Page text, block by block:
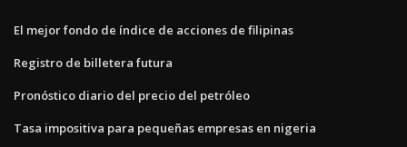
El mejor fondo de índice de acciones de filipinas
Registro de billetera futura
Pronóstico diario del precio del petróleo
Tasa impositiva para pequeñas empresas en nigeria